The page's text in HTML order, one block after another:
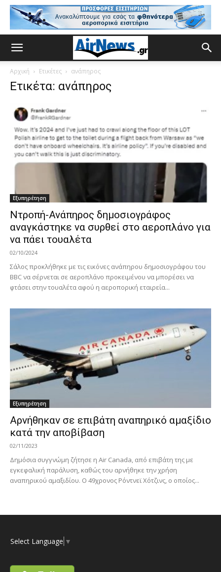
Αρχική Ετικέτες ανάπηρος
Ετικέτα: ανάπηρος
Εξυπηρέτηση
Ντροπή-Ανάπηρος δημοσιογράφος
αναγκάστηκε να συρθεί στο αεροπλάνο για
να πάει τουαλέτα
02/10/2024
Σάλος προκλήθηκε με τις εικόνες ανάπηρου δημοσιογράφου του
BBC να σέρνεται σε αεροπλάνο προκειμένου να μπορέσει να
φτάσει στην τουαλέτα αφού η αεροπορική εταιρεία...
Εξυπηρέτηση
Αρνήθηκαν σε επιβάτη αναπηρικό αμαξίδιο
κατά την αποβίβαση
02/11/2023
Δημόσια συγγνώμη ζήτησε η Air Canada, από επιβάτη της με
εγκεφαλική παράλυση, καθώς του αρνήθηκε την χρήση
αναπηρικού αμαξιδίου. Ο 49χρονος Ρόντνεϊ Χότζινς, ο οποίος...
Select Language ▼